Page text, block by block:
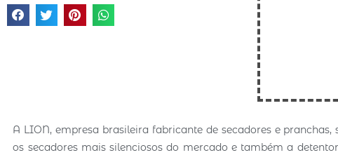
A LION, empresa brasileira fabricante de secadores e
os secadores mais silenciosos do mercado e também a